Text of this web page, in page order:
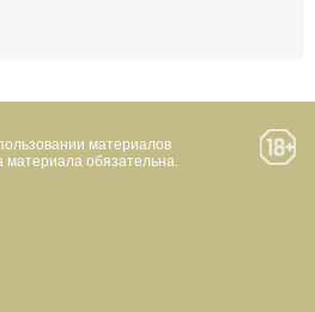
материалов
материала обязательна.